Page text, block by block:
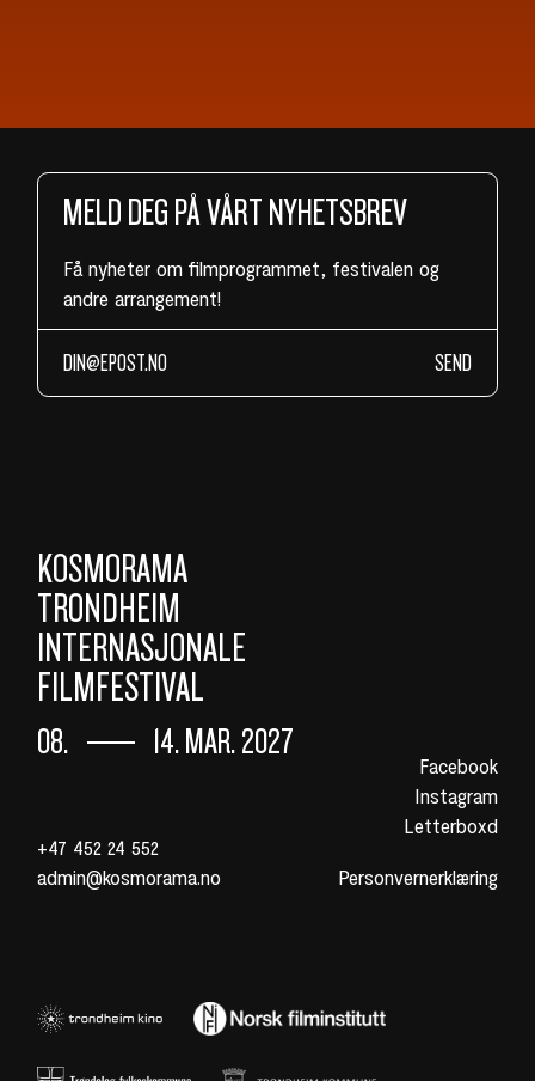
MELD DEG PÅ VÅRT NYHETSBREV
Få nyheter om filmprogrammet, festivalen og
andre arrangement!
SEND
KOSMORAMA
TRONDHEIM
INTERNASJONALE
FILMFESTIVAL
08. 14. MAR. 2027
+47 452 24 552
admin@kosmorama.no
Facebook
Instagram
Letterboxd
Personvernerklæring